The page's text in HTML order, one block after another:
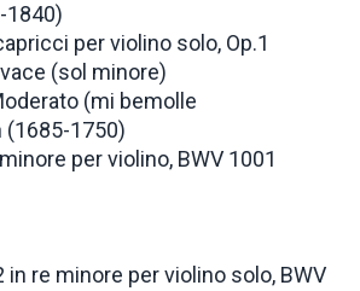
1840)
per violino solo, Op.1
(sol minore)
(mi bemolle
(1685-1750)
per violino, BWV 1001
in re minore per violino solo, BWV